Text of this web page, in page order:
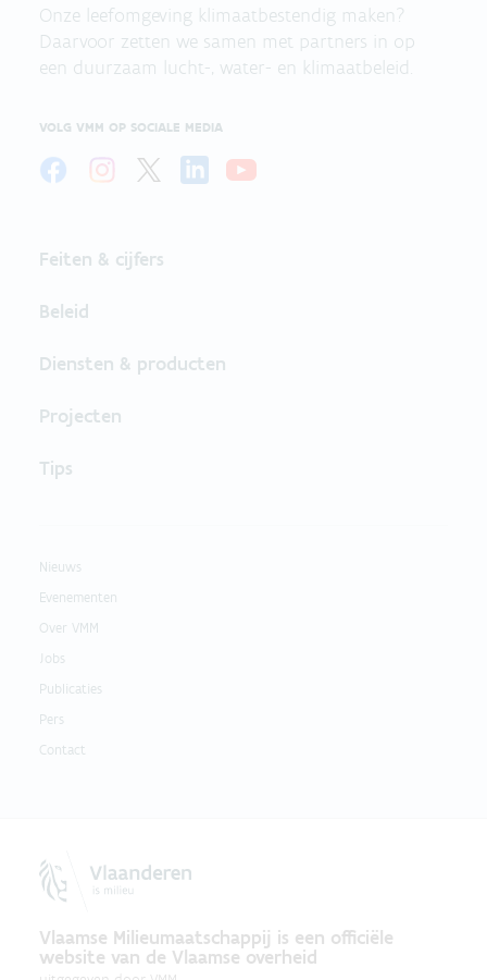
Onze leefomgeving klimaatbestendig maken?
Daarvoor zetten we samen met partners in op
een duurzaam lucht-, water- en klimaatbeleid.
VOLG VMM OP SOCIALE MEDIA
Feiten & cijfers
Beleid
Diensten & producten
Projecten
Tips
Nieuws
Evenementen
Over VMM
Jobs
Publicaties
Pers
Contact
Vlaamse Milieumaatschappij is een officiële
website van de Vlaamse overheid